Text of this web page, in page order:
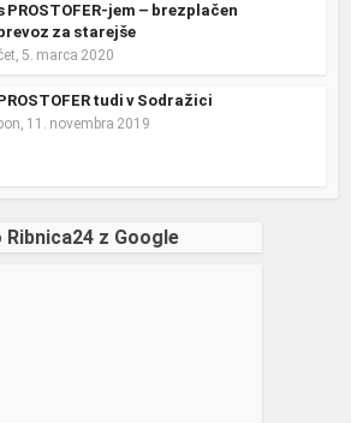
PROSTOFER-jem – brezplačen
za starejše
5. marca 2020
tudi v Sodražici
11. novembra 2019
Ribnica24 z Google